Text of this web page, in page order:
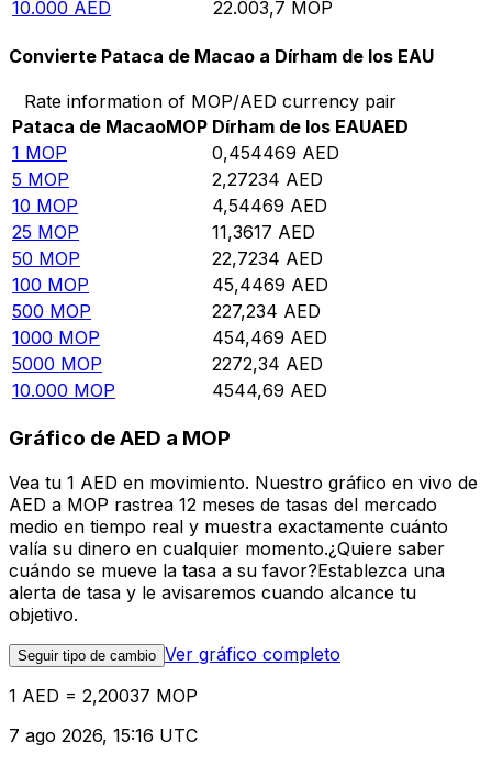
10.000 AED 22.003,7 MOP
Convierte Pataca de Macao a Dírham de los EAU
Rate information of MOP/AED currency pair
Pataca de MacaoMOP Dírham de los EAUAED
1 MOP 0,454469 AED
5 MOP 2,27234 AED
10 MOP 4,54469 AED
25 MOP 11,3617 AED
50 MOP 22,7234 AED
100 MOP 45,4469 AED
500 MOP 227,234 AED
1000 MOP 454,469 AED
5000 MOP 2272,34 AED
10.000 MOP 4544,69 AED
Gráfico de AED a MOP
Vea tu 1 AED en movimiento. Nuestro gráfico en vivo de
AED a MOP rastrea 12 meses de tasas del mercado
medio en tiempo real y muestra exactamente cuánto
valía su dinero en cualquier momento.¿Quiere saber
cuándo se mueve la tasa a su favor?Establezca una
alerta de tasa y le avisaremos cuando alcance tu
objetivo.
Seguir tipo de cambio Ver gráfico completo
1 AED = 2,20037 MOP
7 ago 2026, 15:16 UTC